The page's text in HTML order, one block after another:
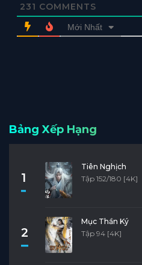
231 COMMENTS
Mới Nhất
Bảng Xếp Hạng
1
Tiên Nghịch
Tập 152/180 [4K]
2
Mục Thần Ký
Tập 94 [4K]